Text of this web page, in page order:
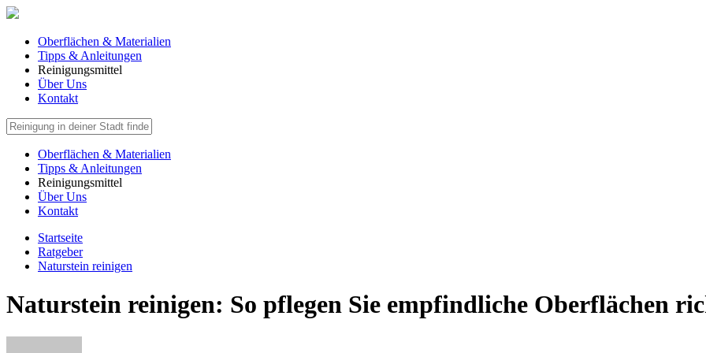
Oberflächen & Materialien
Tipps & Anleitungen
Reinigungsmittel
Über Uns
Kontakt
Oberflächen & Materialien
Tipps & Anleitungen
Reinigungsmittel
Über Uns
Kontakt
Startseite
Ratgeber
Naturstein reinigen
Naturstein reinigen: So pflegen Sie empfindliche Oberflächen